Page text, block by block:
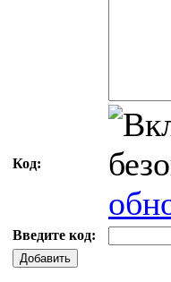
Код:
Введите код:
Добавить